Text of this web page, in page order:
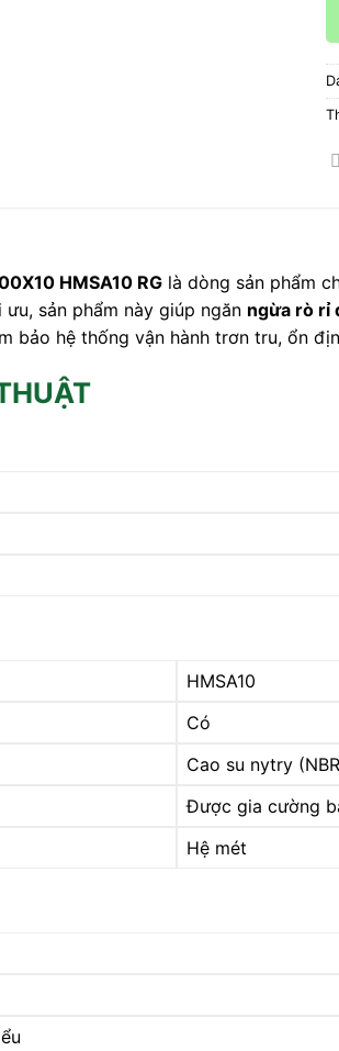
HMSA10 RG là dòng sản phẩm
sản phẩm này giúp ngăn ngừa rò rỉ
bảo hệ thống vận hành trơn tru, ổn
HMSA10
Có
Cao su nytry
Được gia cường
Hệ mét